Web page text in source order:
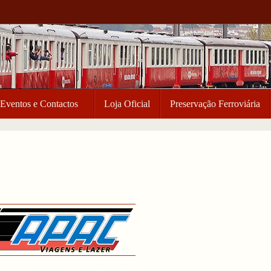
Eventos e Contactos Loja Oficial Preservação Ferroviária